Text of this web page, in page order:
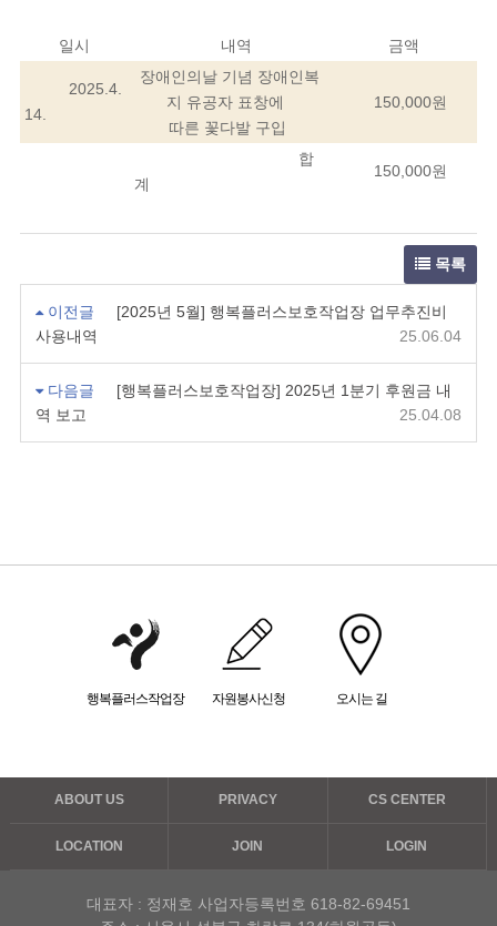
일시 내역 금액
2025.4.
14.
장애인의날 기념 장애인복
지 유공자 표창에
따른 꽃다발 구입
150,000원
합
계
150,000원
목록
이전글
[2025년 5월] 행복플러스보호작업장 업무추진비
사용내역
25.06.04
다음글
[행복플러스보호작업장] 2025년 1분기 후원금 내
역 보고
25.04.08
행복플러스작업장 자원봉사신청 오시는 길
ABOUT US PRIVACY CS CENTER
LOCATION JOIN LOGIN
대표자 : 정재호 사업자등록번호 618-82-69451